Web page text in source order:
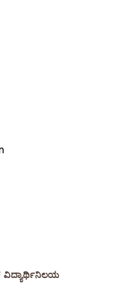
ವಿದ್ಯಾರ್ಥಿನಿಲಯ